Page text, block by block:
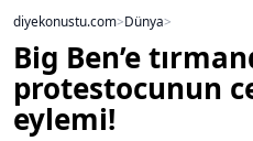
diyekonustu.com>Dünya>
Big Ben’e
protestocunun
eylemi!